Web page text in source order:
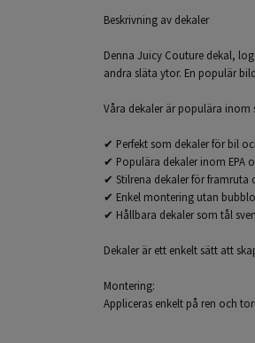
Beskrivning av dekaler
Denna Juicy Couture dekal,
andra släta ytor. En populär
Våra dekaler är populära inom
✔ Perfekt som dekaler för bil
✔ Populära dekaler inom EPA
✔ Stilrena dekaler för framruta
✔ Enkel montering utan
✔ Hållbara dekaler som tål
Dekaler är ett enkelt sätt att
Montering:
Appliceras enkelt på ren och